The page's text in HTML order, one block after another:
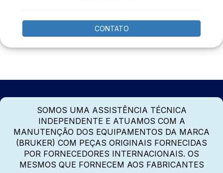
CONTATO
SOMOS UMA ASSISTÊNCIA TÉCNICA
INDEPENDENTE E ATUAMOS COM A
MANUTENÇÃO DOS EQUIPAMENTOS DA MARCA
(BRUKER) COM PEÇAS ORIGINAIS FORNECIDAS
POR FORNECEDORES INTERNACIONAIS. OS
MESMOS QUE FORNECEM AOS FABRICANTES